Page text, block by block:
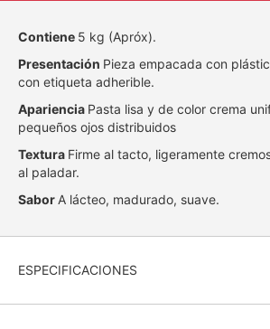
Contiene 5 kg (Apróx).
Presentación Pieza empacada con
con etiqueta adherible.
Apariencia Pasta lisa y de color crema
pequeños ojos distribuidos
Textura Firme al tacto, ligeramente
al paladar.
Sabor A lácteo, madurado, suave.
ESPECIFICACIONES